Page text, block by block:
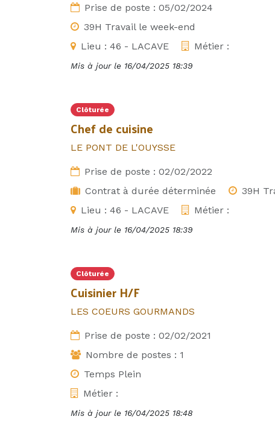
Prise de poste : 05/02/2024
39H Travail le week-end
Lieu : 46 - LACAVE Métier :
Mis à jour le 16/04/2025 18:39
Clôturée
Chef de cuisine
LE PONT DE L'OUYSSE
Prise de poste : 02/02/2022
Contrat à durée déterminée
39H
Lieu : 46 - LACAVE Métier :
Mis à jour le 16/04/2025 18:39
Clôturée
Cuisinier H/F
LES COEURS GOURMANDS
Prise de poste : 02/02/2021
Nombre de postes : 1
Temps Plein
Métier :
Mis à jour le 16/04/2025 18:48